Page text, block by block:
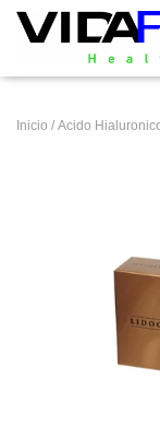
Inicio / Acido